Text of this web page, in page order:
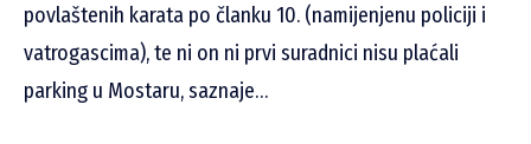
povlaštenih karata po članku 10. (namijenjenu policiji i
vatrogascima), te ni on ni prvi suradnici nisu plaćali
parking u Mostaru, saznaje…